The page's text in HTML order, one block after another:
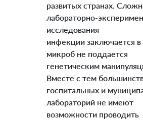
развитых странах.
лабораторно-
исследования
инфекции заключается в
микроб не поддается
генетическим
Вместе с тем
госпитальных и
лабораторий не имеют
возможности проводить